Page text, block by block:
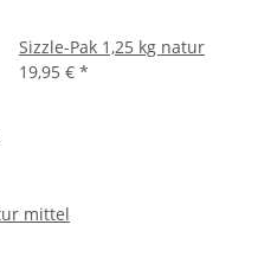
Sizzle-Pak 1,25 kg natur
19,95 € *